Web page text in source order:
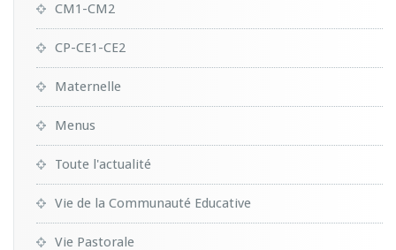
CM1-CM2
CP-CE1-CE2
Maternelle
Menus
Toute l'actualité
Vie de la Communauté Educative
Vie Pastorale